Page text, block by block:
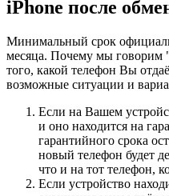
iPhone после
Минимальный срок
месяца. Почему мы говорим
того, какой телефон Вы
возможные ситуации и
Если на Вашем
и оно находится на
гарантийного срока
новый телефон будет
что и на тот телефон,
Если устройство